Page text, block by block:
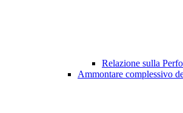
Relazione sulla
Ammontare complessivo